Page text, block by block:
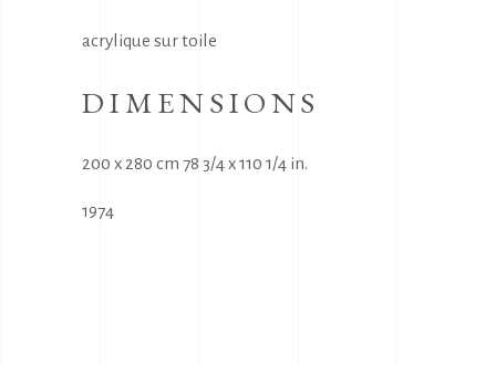
acrylique sur toile
DIMENSIONS
200 x 280 cm 78 3/4 x 110 1/4 in.
1974